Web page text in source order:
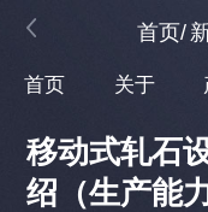
首页/
首页 关于
移动式轧石
绍（生产能